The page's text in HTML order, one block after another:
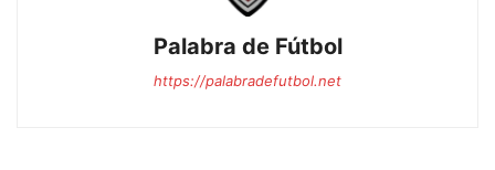
Palabra de Fútbol
https://palabradefutbol.net